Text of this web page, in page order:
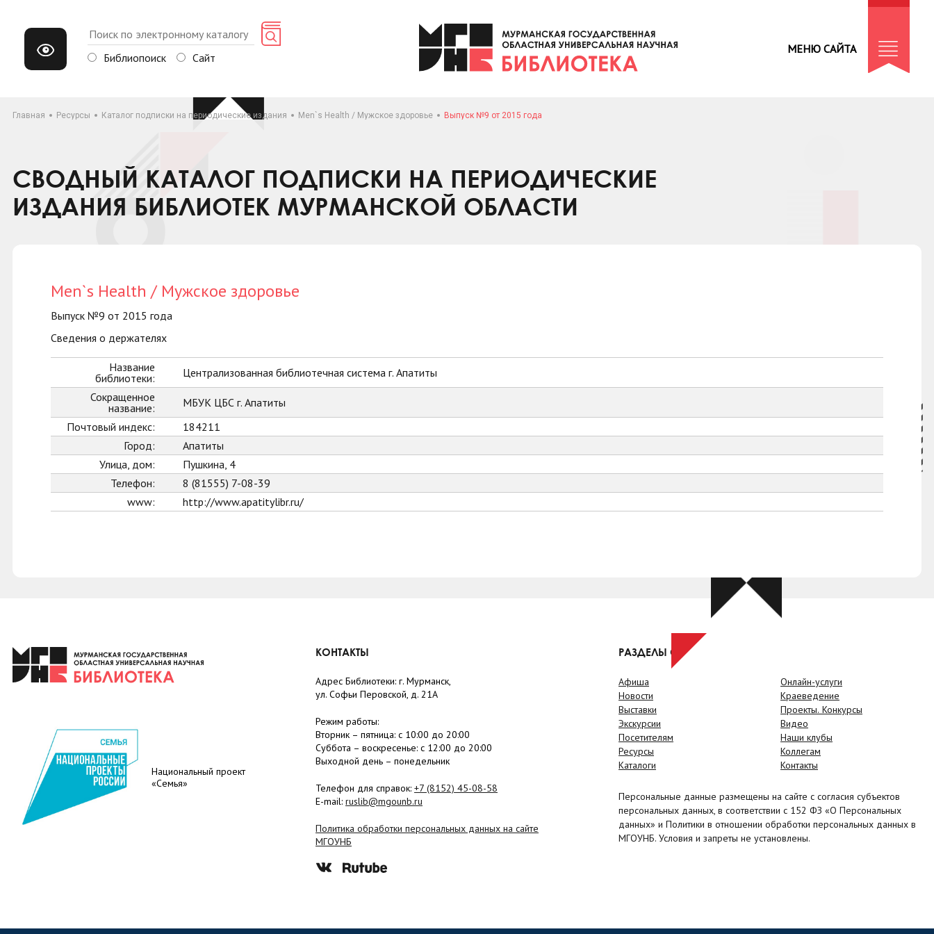
Библиопоиск Сайт
МЕНЮ САЙТА
Главная Ресурсы Каталог подписки на периодические издания Men`s Health / Мужское здоровье Выпуск №9 от 2015 года
СВОДНЫЙ КАТАЛОГ ПОДПИСКИ НА ПЕРИОДИЧЕСКИЕ
ИЗДАНИЯ БИБЛИОТЕК МУРМАНСКОЙ ОБЛАСТИ
Men`s Health / Мужское здоровье
Выпуск №9 от 2015 года
Сведения о держателях
Название
библиотеки:
Централизованная библиотечная система г. Апатиты
Сокращенное
название:
МБУК ЦБС г. Апатиты
Почтовый индекс:
184211
Город:
Апатиты
Улица, дом:
Пушкина, 4
Телефон:
8 (81555) 7-08-39
www:
http://www.apatitylibr.ru/
Национальный проект
«Семья»
КОНТАКТЫ
Адрес Библиотеки: г. Мурманск,
ул. Софьи Перовской, д. 21А
Режим работы:
Вторник – пятница: с 10:00 до 20:00
Суббота – воскресенье: c 12:00 до 20:00
Выходной день – понедельник
Телефон для справок: +7 (8152) 45-08-58
E-mail: ruslib@mgounb.ru
Политика обработки персональных данных на сайте
МГОУНБ
РАЗДЕЛЫ САЙТА
Афиша
Новости
Выставки
Экскурсии
Посетителям
Ресурсы
Каталоги
Онлайн-услуги
Краеведение
Проекты. Конкурсы
Видео
Наши клубы
Коллегам
Контакты
Персональные данные размещены на сайте с согласия субъектов
персональных данных, в соответствии с 152 ФЗ «О Персональных
данных» и Политики в отношении обработки персональных данных в
МГОУНБ. Условия и запреты не установлены.